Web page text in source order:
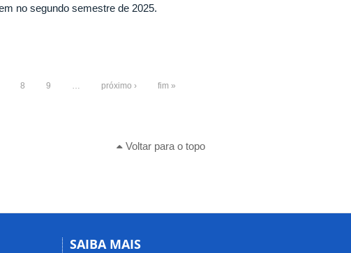
no segundo semestre de 2025.
8 9 … próximo › fim »
Voltar para o topo
SAIBA MAIS